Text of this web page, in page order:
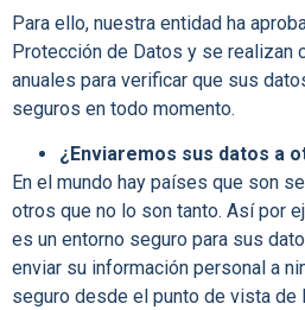
Para ello, nuestra entidad ha
Protección de Datos y se realizan
anuales para verificar que sus
seguros en todo momento.
¿Enviaremos sus datos a
En el mundo hay países que son
otros que no lo son tanto. Así por
es un entorno seguro para sus
enviar su información personal a
seguro desde el punto de vista de